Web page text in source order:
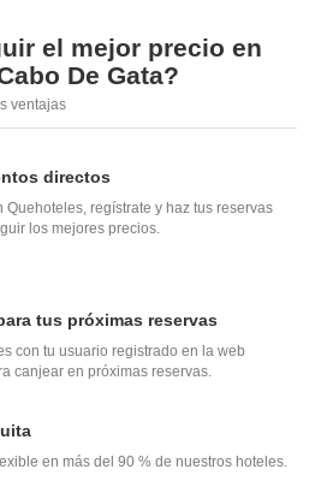
el mejor precio en
De Gata?
ventajas
directos
Quehoteles, regístrate y haz tus reservas
los mejores precios.
tus próximas reservas
con tu usuario registrado en la web
canjear en próximas reservas.
en más del 90 % de nuestros hoteles.